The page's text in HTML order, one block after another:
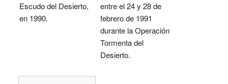
Escudo del Desierto,
en 1990.
entre el 24 y 28 de
febrero de 1991
durante la Operación
Tormenta del
Desierto.